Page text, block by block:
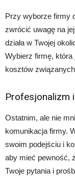
Przy wyborze firmy
zwrócić uwagę na
działa w Twojej
Wybierz firmę,
kosztów
Profesjonalizm
Ostatnim, ale nie
komunikacja firmy.
swoim podejściu i
aby mieć pewność,
Twoje pytania i